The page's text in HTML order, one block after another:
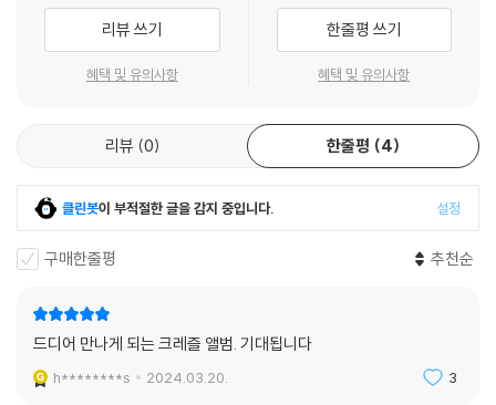
리뷰 쓰기
혜택 및 유의사항
한줄평 쓰기
혜택 및 유의사항
리뷰 0 한줄평 4
클린봇이 부적절한 글을 감지 중입니다. 설정
구매한줄평 추천순
드디어 만나게 되는 크레즐 앨범. 기대됩니다
h********s 2024.03.20. 3